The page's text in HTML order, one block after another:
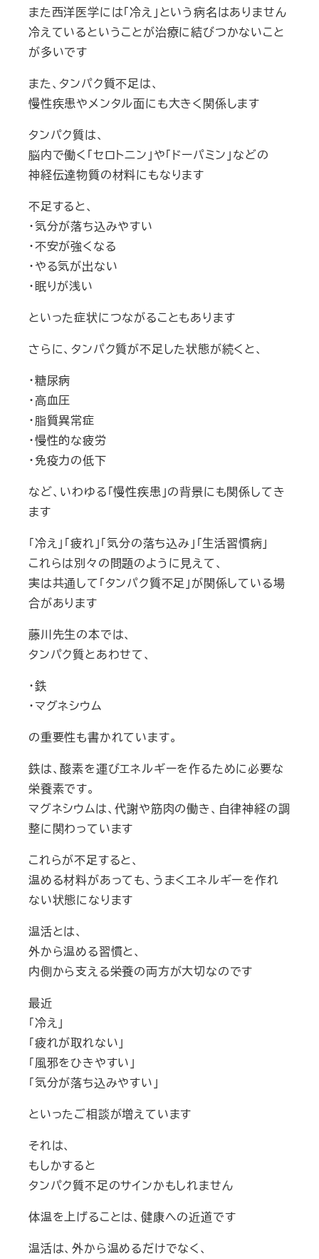
また西洋医学には「冷え」という病名はありません
冷えているということが治療に結びつかないこと
が多いです
また、タンパク質不足は、
慢性疾患やメンタル面にも大きく関係します
タンパク質は、
脳内で働く「セロトニン」や「ドーパミン」などの
神経伝達物質の材料にもなります
不足すると、
・気分が落ち込みやすい
・不安が強くなる
・やる気が出ない
・眠りが浅い
といった症状につながることもあります
さらに、タンパク質が不足した状態が続くと、
・糖尿病
・高血圧
・脂質異常症
・慢性的な疲労
・免疫力の低下
など、いわゆる「慢性疾患」の背景にも関係してき
ます
「冷え」「疲れ」「気分の落ち込み」「生活習慣病」
これらは別々の問題のように見えて、
実は共通して「タンパク質不足」が関係している場
合があります
藤川先生の本では、
タンパク質とあわせて、
・鉄
・マグネシウム
の重要性も書かれています。
鉄は、酸素を運びエネルギーを作るために必要な
栄養素です。
マグネシウムは、代謝や筋肉の働き、自律神経の調
整に関わっています
これらが不足すると、
温める材料があっても、うまくエネルギーを作れ
ない状態になります
温活とは、
外から温める習慣と、
内側から支える栄養の両方が大切なのです
最近
「冷え」
「疲れが取れない」
「風邪をひきやすい」
「気分が落ち込みやすい」
といったご相談が増えています
それは、
もしかすると
タンパク質不足のサインかもしれません
体温を上げることは、健康への近道です
温活は、外から温めるだけでなく、